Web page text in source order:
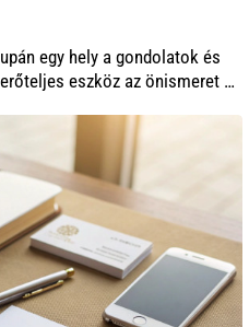
egy hely a gondolatok és
eszköz az önismeret és